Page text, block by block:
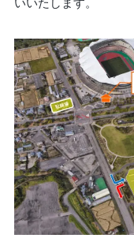
いいたします。